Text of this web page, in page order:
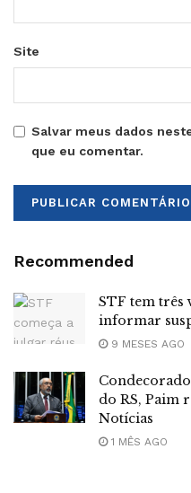
Site
Salvar meus dados
que eu comentar.
Recommended
STF tem três
informar
9 MESES AGO
do RS, Paim
Notícias
1 MÊS AGO